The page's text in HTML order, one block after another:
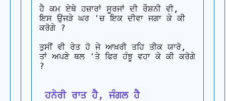
ਹੈ ਕਮ ਏਥੇ ਹਜ਼ਾਰਾਂ ਸੂਰਜਾਂ ਦੀ ਰੌਸ਼ਨੀ ਵੀ,
ਇਸ ਉਜੜੇ ਘਰ 'ਚ ਇਕ ਦੀਵਾ ਜਗਾ ਕੇ ਕੀ
ਕਰੋਗੇ ?
ਤੁਸੀਂ ਵੀ ਰੇਤ ਹੋ ਜੇ ਆਖ਼ਰੀ ਤਹਿ ਤੀਕ ਯਾਰੋ,
ਤਾਂ ਅਪਣੇ ਥਲ 'ਤੇ ਫਿਰ ਹੰਝੂ ਵਹਾ ਕੇ ਕੀ ਕਰੋਗੇ
?
ਹਨੇਰੀ ਰਾਤ ਹੈ, ਜੰਗਲ ਹੈ